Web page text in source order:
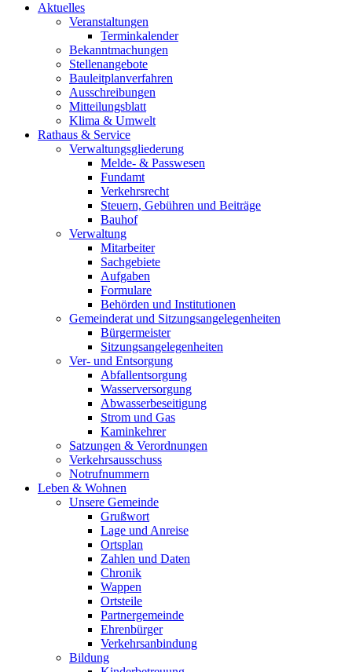
Aktuelles
Veranstaltungen
Terminkalender
Bekanntmachungen
Stellenangebote
Bauleitplanverfahren
Ausschreibungen
Mitteilungsblatt
Klima & Umwelt
Rathaus & Service
Verwaltungsgliederung
Melde- & Passwesen
Fundamt
Verkehrsrecht
Steuern, Gebühren und Beiträge
Bauhof
Verwaltung
Mitarbeiter
Sachgebiete
Aufgaben
Formulare
Behörden und Institutionen
Gemeinderat und Sitzungsangelegenheiten
Bürgermeister
Sitzungsangelegenheiten
Ver- und Entsorgung
Abfallentsorgung
Wasserversorgung
Abwasserbeseitigung
Strom und Gas
Kaminkehrer
Satzungen & Verordnungen
Verkehrsausschuss
Notrufnummern
Leben & Wohnen
Unsere Gemeinde
Grußwort
Lage und Anreise
Ortsplan
Zahlen und Daten
Chronik
Wappen
Ortsteile
Partnergemeinde
Ehrenbürger
Verkehrsanbindung
Bildung